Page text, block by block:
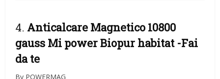
4. Anticalcare Magnetico 10800
gauss Mi power Biopur habitat -Fai
da te
By POWERMAG